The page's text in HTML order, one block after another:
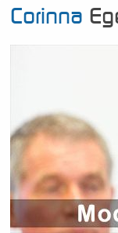
Corinna